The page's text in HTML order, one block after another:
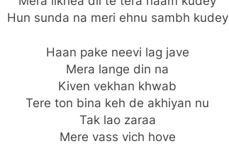
Hun sunda na meri ehnu sambh kudey
Haan pake neevi lag jave
Mera lange din na
Kiven vekhan khwab
Tere ton bina keh de akhiyan nu
Tak lao zaraa
Mere vass vich hove